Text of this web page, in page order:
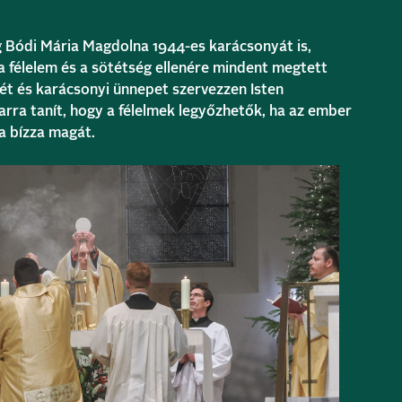
Mária Magdolna 1944-es karácsonyát is,
félelem és a sötétség ellenére mindent megtett
és karácsonyi ünnepet szervezzen Isten
tanít, hogy a félelmek legyőzhetők, ha az ember
bízza magát.